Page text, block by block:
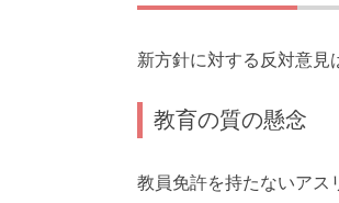
新方針に対する反対意見
教育の質の懸念
教員免許を持たないアス